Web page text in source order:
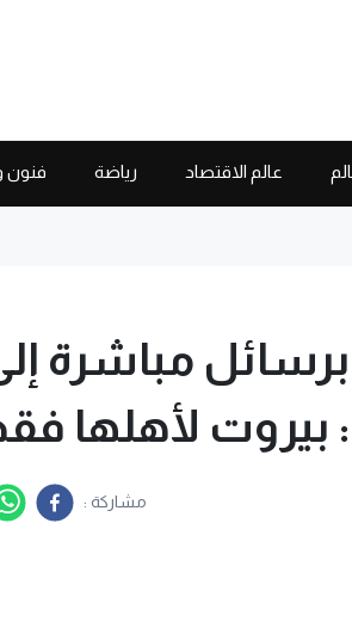
عالم الاقتصاد رياضة فنون
برسائل مباشرة
بيروت لأهلها
مشاركة :